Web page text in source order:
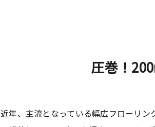
圧巻！
近年、主流となっている幅広フローリン